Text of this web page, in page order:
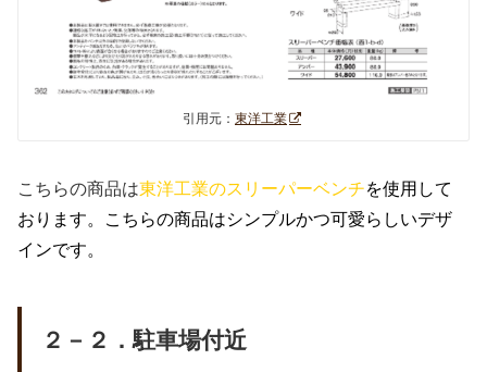
引用元： 東洋工業
こちらの商品は東洋工業のスリーパーベンチを使用して
おります。こちらの商品はシンプルかつ可愛らしいデザ
インです。
２－２．駐車場付近